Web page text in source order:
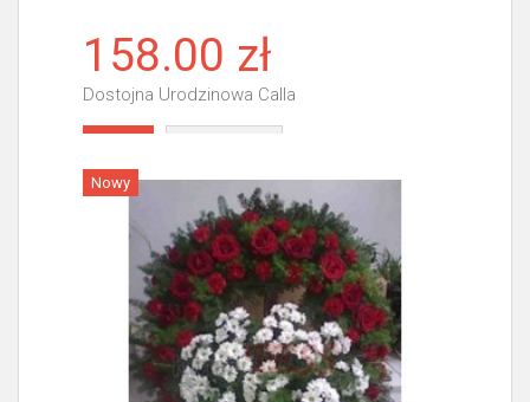
158.00 zł
Dostojna Urodzinowa Calla
Nowy